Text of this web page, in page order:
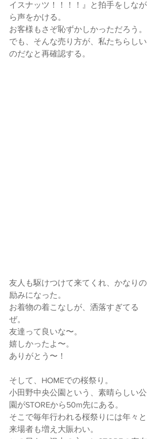
イスナッツ！！！！』と拍手をしなが
ら声をかける。
お客様もさぞ恥ずかしかっただろう。
でも、そんな売り方が、私たちらしい
のだなと再確認する。
友人も駆けつけて来てくれ、かなりの
励みになった。
お着物の着こなしが、洒落すぎてる
ぜ。
友達って良いな〜。
嬉しかったよ〜。
ありがとう〜！
そして、HOMEでの桜祭り。
小田野中央公園という、素晴らしい公
園がSTOREから50m先にある。
そこで毎年行われる桜祭りには年々と
来場者も増え大賑わい。